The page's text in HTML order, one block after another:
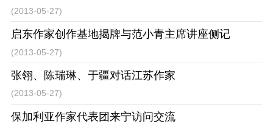
(2013-05-27)
启东作家创作基地揭牌与范小青主席讲座侧记
(2013-05-27)
张翎、陈瑞琳、于疆对话江苏作家
(2013-05-27)
保加利亚作家代表团来宁访问交流